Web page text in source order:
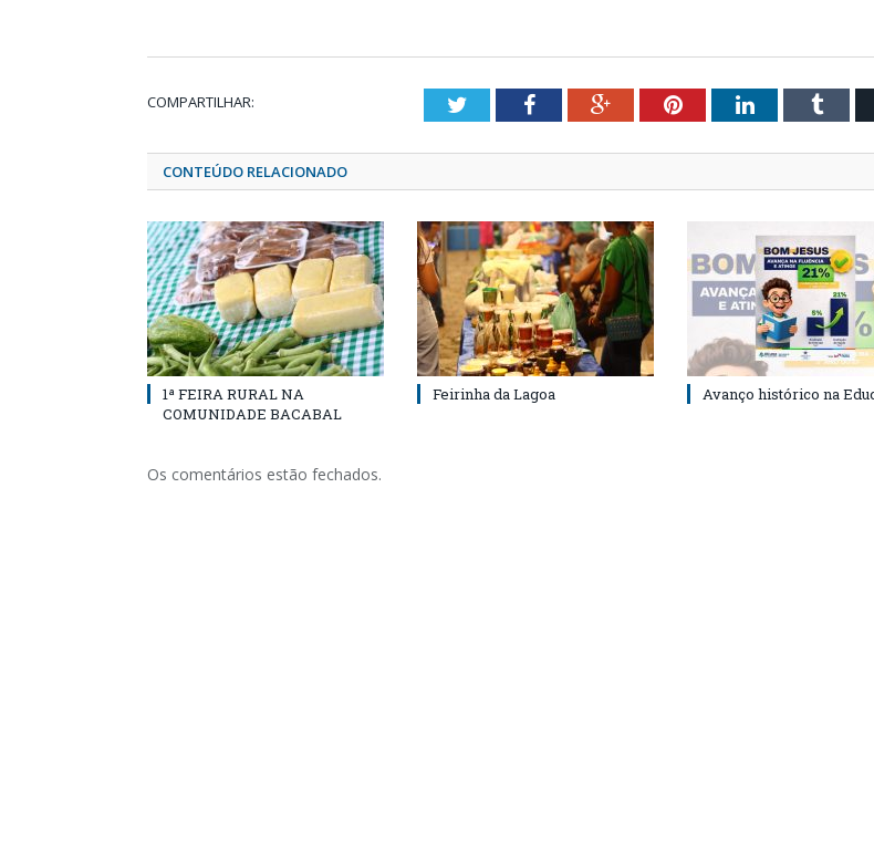
COMPARTILHAR: TwitterFacebookGoogle+PinterestLinkedIn
CONTEÚDO RELACIONADO
1ª FEIRA RURAL NA
COMUNIDADE BACABAL
Feirinha da Lagoa Avanço histórico na
Os comentários estão fechados.